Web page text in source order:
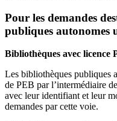
Pour les demandes
publiques autonomes
Bibliothèques avec licence
Les bibliothèques publiques
de PEB par l’intermédiaire
avec leur identifiant et leur
demandes par cette voie.